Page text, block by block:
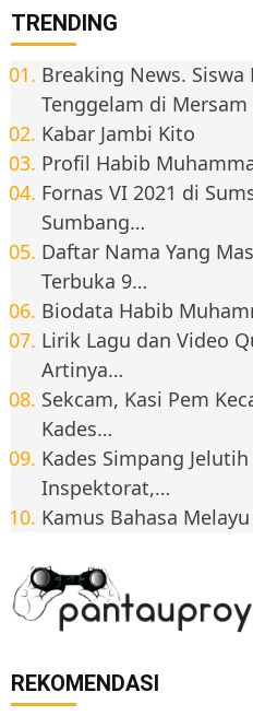
TRENDING
Breaking News.
Tenggelam di Mersam
Kabar Jambi Kito
Profil Habib
Fornas VI 2021 di
Sumbang…
Daftar Nama Yang
Terbuka 9…
Biodata Habib
Lirik Lagu dan Video
Artinya…
Sekcam, Kasi Pem
Kades…
Kades Simpang
Inspektorat,…
Kamus Bahasa
REKOMENDASI